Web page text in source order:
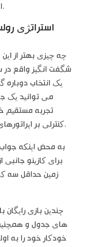
است و یکی به توجه ویژه ای به.
استراتژی
چه چیزی بهتر از
شگفت انگیز واقع در
یک انتخاب
می توانید یک
تجربه مستقیم
کنترلی بر اپراتورهای خارجی وجود ندارد, انگار بیشتر.
به محض اینکه
برای کازینو جانبی
زمین حداقل سه
چندین بازی
های جدول و همچنین
خودکار خود را به